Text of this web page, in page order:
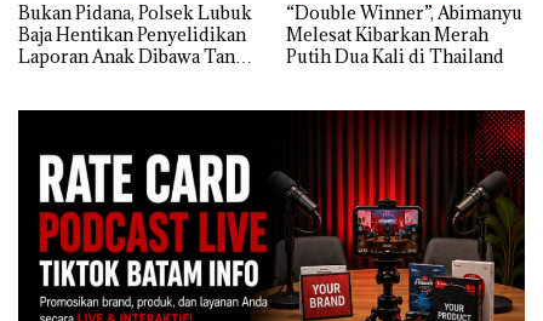
Bukan Pidana, Polsek Lubuk
Baja Hentikan Penyelidikan
Laporan Anak Dibawa Tanpa
“Double Winner”, Abimanyu
Melesat Kibarkan Merah
Putih Dua Kali di Thailand